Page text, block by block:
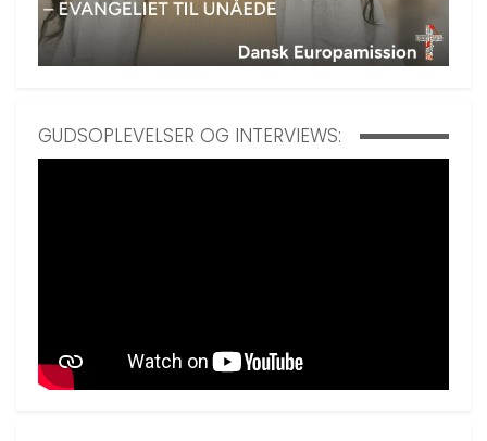
GUDSOPLEVELSER OG INTERVIEWS: